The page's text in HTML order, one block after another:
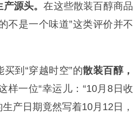
产源头。在这些散装百醇商品
不是一个味道”这类评价并不
到“穿越时空”的散装百醇，
样一位“幸运儿：“10月8日收
产日期竟然写着10月12日，